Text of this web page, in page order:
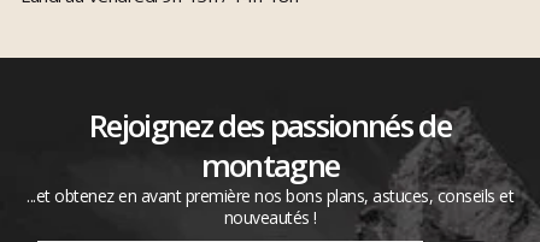
Rejoignez des passionnés de
montagne
...et obtenez en avant première nos bons plans, astuces, conseils et
nouveautés !